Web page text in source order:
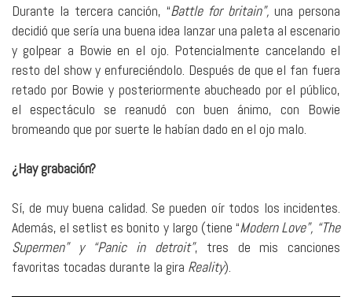
Durante la tercera canción, “Battle for britain”, una persona
decidió que sería una buena idea lanzar una paleta al escenario
y golpear a Bowie en el ojo. Potencialmente cancelando el
resto del show y enfureciéndolo. Después de que el fan fuera
retado por Bowie y posteriormente abucheado por el público,
el espectáculo se reanudó con buen ánimo, con Bowie
bromeando que por suerte le habían dado en el ojo malo.
¿Hay grabación?
Sí, de muy buena calidad. Se pueden oír todos los incidentes.
Además, el setlist es bonito y largo (tiene “Modern Love”, “The
Supermen” y “Panic in detroit”, tres de mis canciones
favoritas tocadas durante la gira Reality).